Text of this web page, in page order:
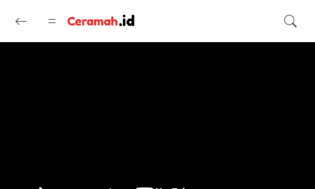
Langsung ke konten utama